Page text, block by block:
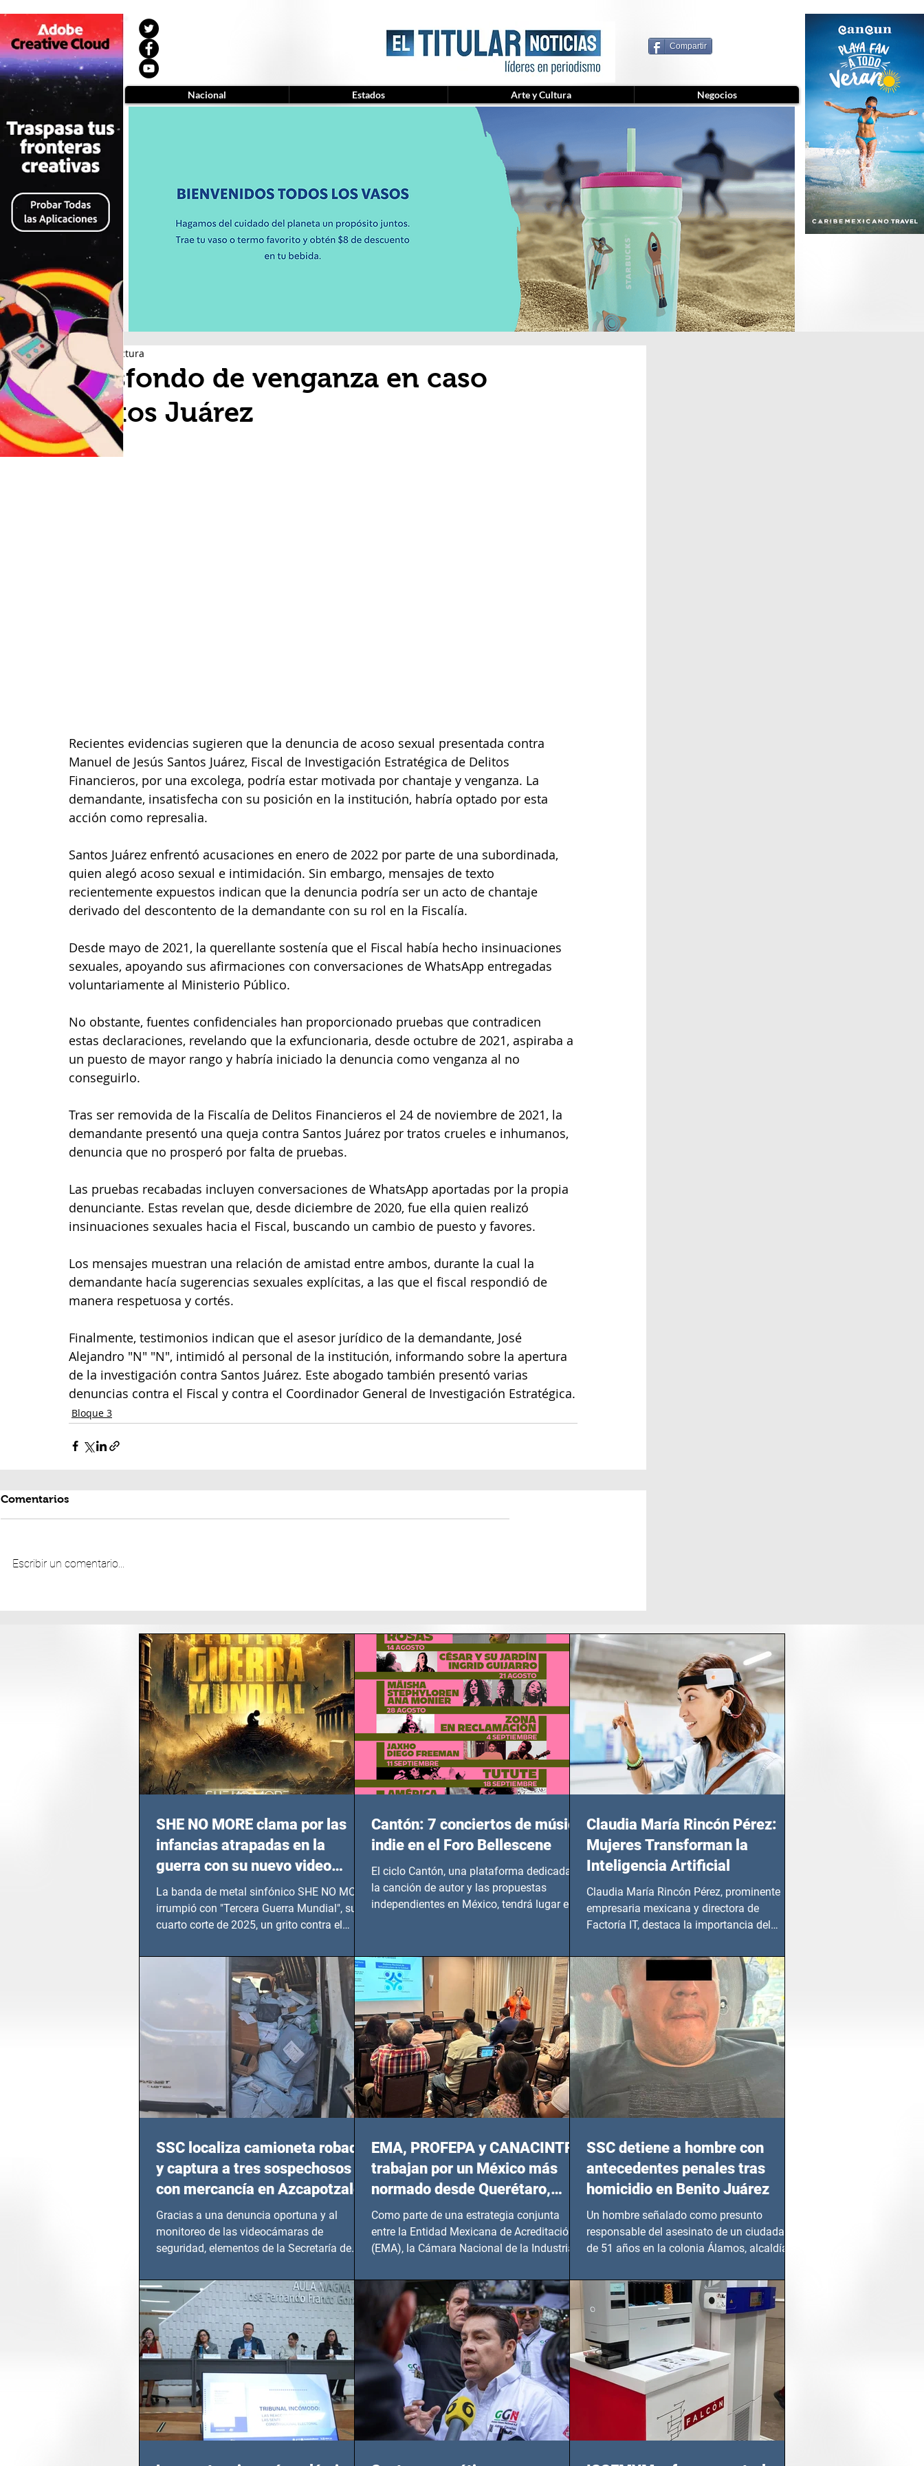
Compartir
Trasfondo de venganza en caso
Santos Juárez
2 min de lectura
Recientes evidencias sugieren que la denuncia de acoso sexual presentada contra
Manuel de Jesús Santos Juárez, Fiscal de Investigación Estratégica de Delitos
Financieros, por una excolega, podría estar motivada por chantaje y venganza. La
demandante, insatisfecha con su posición en la institución, habría optado por esta
acción como represalia.
Santos Juárez enfrentó acusaciones en enero de 2022 por parte de una subordinada,
quien alegó acoso sexual e intimidación. Sin embargo, mensajes de texto
recientemente expuestos indican que la denuncia podría ser un acto de chantaje
derivado del descontento de la demandante con su rol en la Fiscalía.
Desde mayo de 2021, la querellante sostenía que el Fiscal había hecho insinuaciones
sexuales, apoyando sus afirmaciones con conversaciones de WhatsApp entregadas
voluntariamente al Ministerio Público.
No obstante, fuentes confidenciales han proporcionado pruebas que contradicen
estas declaraciones, revelando que la exfuncionaria, desde octubre de 2021, aspiraba a
un puesto de mayor rango y habría iniciado la denuncia como venganza al no
conseguirlo.
Tras ser removida de la Fiscalía de Delitos Financieros el 24 de noviembre de 2021, la
demandante presentó una queja contra Santos Juárez por tratos crueles e inhumanos,
denuncia que no prosperó por falta de pruebas.
Las pruebas recabadas incluyen conversaciones de WhatsApp aportadas por la propia
denunciante. Estas revelan que, desde diciembre de 2020, fue ella quien realizó
insinuaciones sexuales hacia el Fiscal, buscando un cambio de puesto y favores.
Los mensajes muestran una relación de amistad entre ambos, durante la cual la
demandante hacía sugerencias sexuales explícitas, a las que el fiscal respondió de
manera respetuosa y cortés.
Finalmente, testimonios indican que el asesor jurídico de la demandante, José
Alejandro "N" "N", intimidó al personal de la institución, informando sobre la apertura
de la investigación contra Santos Juárez. Este abogado también presentó varias
denuncias contra el Fiscal y contra el Coordinador General de Investigación Estratégica.
Bloque 3
Comentarios
Escribir un comentario...
SHE NO MORE clama por las
infancias atrapadas en la
guerra con su nuevo video
TERCERA GUERRA MUNDIAL
La banda de metal sinfónico SHE NO MORE
irrumpió con "Tercera Guerra Mundial", su
cuarto corte de 2025, un grito contra el
en epicentros bélicos.
Cantón: 7 conciertos de música
indie en el Foro Bellescene
El ciclo Cantón, una plataforma dedicada a
la canción de autor y las propuestas
independientes en México, tendrá lugar en el
del 14 de agosto al 25 de septiembre, a las
20:00 horas.
Claudia María Rincón Pérez:
Mujeres Transforman la
Inteligencia Artificial
Claudia María Rincón Pérez, prominente
empresaria mexicana y directora de
Factoría IT, destaca la importancia del
SSC localiza camioneta robada
y captura a tres sospechosos
con mercancía en Azcapotzalco
Gracias a una denuncia oportuna y al
monitoreo de las videocámaras de
seguridad, elementos de la Secretaría de
EMA, PROFEPA y CANACINTRA
trabajan por un México más
normado desde Querétaro,
Hidalgo y BCS
Como parte de una estrategia conjunta
entre la Entidad Mexicana de Acreditación
(EMA), la Cámara Nacional de la Industria
SSC detiene a hombre con
antecedentes penales tras
homicidio en Benito Juárez
Un hombre señalado como presunto
responsable del asesinato de un ciudadano
de 51 años en la colonia Álamos, alcaldía
Nacional Estados Arte y Cultura Negocios